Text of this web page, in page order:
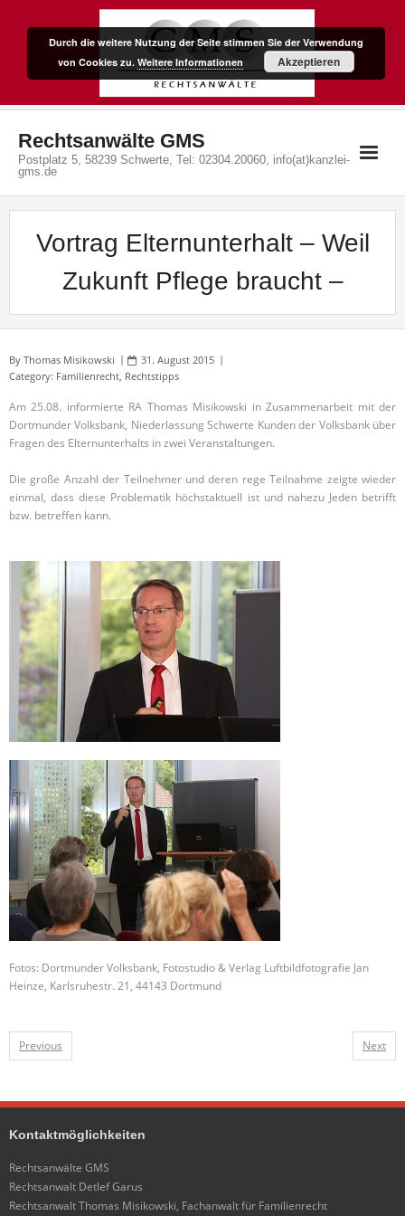
Rechtsanwälte GMS
Postplatz 5, 58239 Schwerte, Tel: 02304.20060, info(at)kanzlei-
gms.de
Vortrag Elternunterhalt – Weil
Zukunft Pflege braucht –
By Thomas Misikowski
31. August 2015
Category: Familienrecht, Rechtstipps
Am 25.08. informierte RA Thomas Misikowski in Zusammenarbeit mit der
Dortmunder Volksbank, Niederlassung Schwerte Kunden der Volksbank über
Fragen des Elternunterhalts in zwei Veranstaltungen.
Die große Anzahl der Teilnehmer und deren rege Teilnahme zeigte wieder
einmal, dass diese Problematik höchstaktuell ist und nahezu Jeden betrifft
bzw. betreffen kann.
Fotos: Dortmunder Volksbank, Fotostudio & Verlag Luftbildfotografie Jan
Heinze, Karlsruhestr. 21, 44143 Dortmund
Previous Next
Kontaktmöglichkeiten
Rechtsanwälte GMS
Rechtsanwalt Detlef Garus
Rechtsanwalt Thomas Misikowski, Fachanwalt für Familienrecht
Durch die weitere Nutzung der Seite stimmen Sie der Verwendung
von Cookies zu. Weitere Informationen Akzeptieren